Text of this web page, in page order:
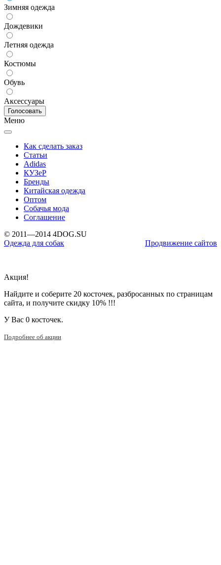
Зимняя одежда
Дождевики
Летняя одежда
Костюмы
Обувь
Аксессуары
Меню
Как сделать заказ
Статьи
Adidas
КУЗеР
Бренды
Китайская одежда
Оптом
Собачья мода
Соглашение
© 2011—2014 4DOG.SU
Одежда для собак
Продвижение сайтов
Акция!
Найдите и соберите 20 косточек, разбросанных по страницам
сайта, и получите скидку 10% !!!
У Вас 0 косточек.
Подробнее об акции